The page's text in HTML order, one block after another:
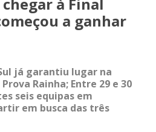
a ganhar
já garantiu lugar na
Rainha; Entre 29 e 30
seis equipas em
em busca das três